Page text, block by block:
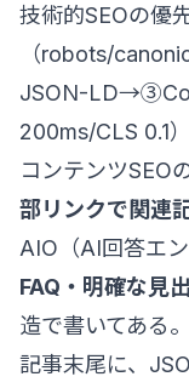
技術的SEOの優
（robots/
JSON-
200ms/CLS 0.1
コンテンツSEO
部リンクで関連
AIO（AI回答エ
FAQ・明確な見
造で書いてある。
記事末尾に、